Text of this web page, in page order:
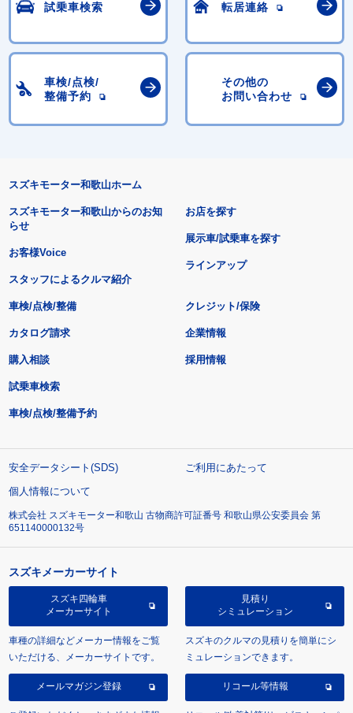
試乗車検索 転居連絡
車検/点検/
整備予約
その他の
お問い合わせ
スズキモーター和歌山ホーム
スズキモーター和歌山からのお知
らせ
お客様Voice
スタッフによるクルマ紹介
お店を探す
展示車/試乗車を探す
ラインアップ
車検/点検/整備 クレジット/保険
カタログ請求
購入相談
試乗車検索
車検/点検/整備予約
企業情報
採用情報
安全データシート(SDS)
ご利用にあたって
個人情報について
株式会社 スズキモーター和歌山 古物商許可証番号 和歌山県公安委員会 第
651140000132号
スズキメーカーサイト
スズキ四輪車
メーカーサイト
車種の詳細などメーカー情報をご覧
いただける、メーカーサイトです。
見積り
シミュレーション
スズキのクルマの見積りを簡単にシ
ミュレーションできます。
メールマガジン登録 リコール等情報